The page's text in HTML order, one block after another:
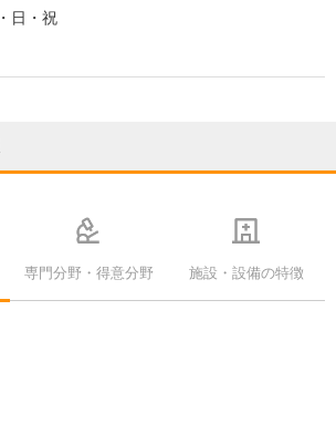
日・祝
専門分野・得意分野 施設・設備の特徴